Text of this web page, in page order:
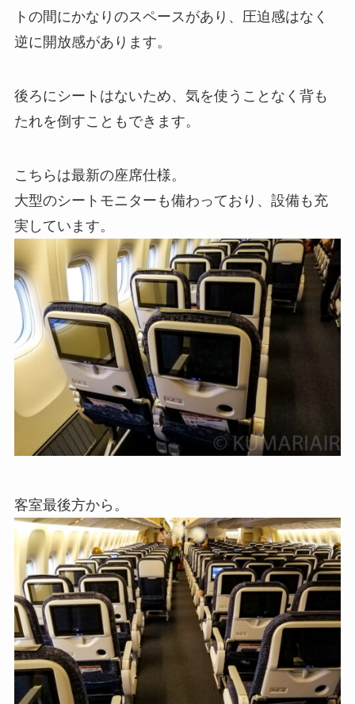
トの間にかなりのスペースがあり、圧迫感はなく
逆に開放感があります。
後ろにシートはないため、気を使うことなく背も
たれを倒すこともできます。
こちらは最新の座席仕様。
大型のシートモニターも備わっており、設備も充
実しています。
客室最後方から。